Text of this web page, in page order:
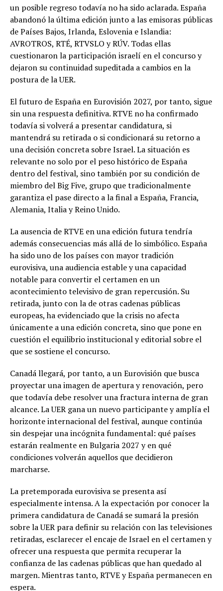
un posible regreso todavía no ha sido aclarada. España
abandonó la última edición junto a las emisoras públicas
de Países Bajos, Irlanda, Eslovenia e Islandia:
AVROTROS, RTÉ, RTVSLO y RÚV. Todas ellas
cuestionaron la participación israelí en el concurso y
dejaron su continuidad supeditada a cambios en la
postura de la UER.
El futuro de España en Eurovisión 2027, por tanto, sigue
sin una respuesta definitiva. RTVE no ha confirmado
todavía si volverá a presentar candidatura, si
mantendrá su retirada o si condicionará su retorno a
una decisión concreta sobre Israel. La situación es
relevante no solo por el peso histórico de España
dentro del festival, sino también por su condición de
miembro del Big Five, grupo que tradicionalmente
garantiza el pase directo a la final a España, Francia,
Alemania, Italia y Reino Unido.
La ausencia de RTVE en una edición futura tendría
además consecuencias más allá de lo simbólico. España
ha sido uno de los países con mayor tradición
eurovisiva, una audiencia estable y una capacidad
notable para convertir el certamen en un
acontecimiento televisivo de gran repercusión. Su
retirada, junto con la de otras cadenas públicas
europeas, ha evidenciado que la crisis no afecta
únicamente a una edición concreta, sino que pone en
cuestión el equilibrio institucional y editorial sobre el
que se sostiene el concurso.
Canadá llegará, por tanto, a un Eurovisión que busca
proyectar una imagen de apertura y renovación, pero
que todavía debe resolver una fractura interna de gran
alcance. La UER gana un nuevo participante y amplía el
horizonte internacional del festival, aunque continúa
sin despejar una incógnita fundamental: qué países
estarán realmente en Bulgaria 2027 y en qué
condiciones volverán aquellos que decidieron
marcharse.
La pretemporada eurovisiva se presenta así
especialmente intensa. A la expectación por conocer la
primera candidatura de Canadá se sumará la presión
sobre la UER para definir su relación con las televisiones
retiradas, esclarecer el encaje de Israel en el certamen y
ofrecer una respuesta que permita recuperar la
confianza de las cadenas públicas que han quedado al
margen. Mientras tanto, RTVE y España permanecen en
espera.